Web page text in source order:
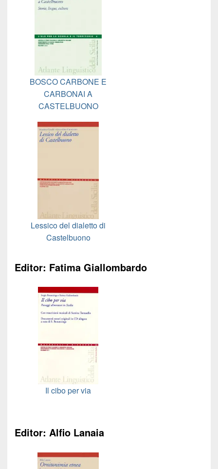
BOSCO CARBONE E
CARBONAI A
CASTELBUONO
Lessico del dialetto di
Castelbuono
Editor: Fatima Giallombardo
Il cibo per via
Editor: Alfio Lanaia